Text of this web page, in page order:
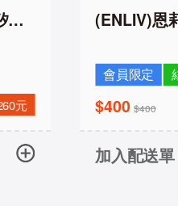
水
元
(ENLIV)恩
會員限定
$400 $400
加入配送單